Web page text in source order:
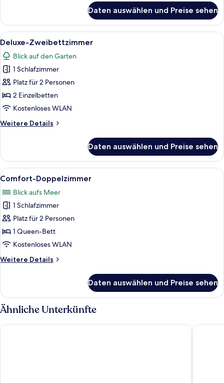
Dreibettzimmer
Daten auswählen und Preise sehen
Alle
Fotos
für
Deluxe-
Zweibettzimmer
anzeigen
Ein Hotelzimmer mit zwei
1
Deluxe-Zweibettzimmer
Blick auf den Garten
1 Schlafzimmer
Platz für 2 Personen
2 Einzelbetten
Kostenloses WLAN
Weitere Details
Weitere
Zweibettzimmer
Daten auswählen und Preise sehen
Alle
Fotos
für
Comfort-
Doppelzimmer
anzeigen
Ein ordentlich bezogenes Bett mit
1
Comfort-Doppelzimmer
Blick aufs Meer
1 Schlafzimmer
Platz für 2 Personen
1 Queen-Bett
Kostenloses WLAN
Weitere Details
Weitere
Doppelzimmer
Daten auswählen und Preise sehen
Ähnliche Unterkünfte
Emelisse Nature Resort